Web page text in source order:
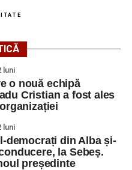
nopții, în contextul
Bolojan
Râpa Roșie găzduiește
„CicloAventurier
String Symphonic Camp
la Sebeș
luni
o nouă echipă
Cristian a fost ales
luni
democrați din Alba și-
la Sebeș.
președinte